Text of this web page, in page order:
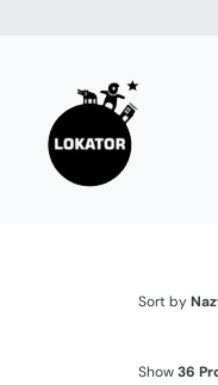
zawartości
Sort by
Show36